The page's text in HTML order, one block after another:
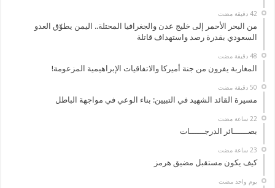
من البحر الأحمر إلى خليج عدن والجغرافيا المحتلة.. اليمن يطوّق العدو
السعودي بقدرة رصد واستهداف قاتلة
المغاربة يفرون من جنة أميركا والاتفاقيات الإبراهيمية المزعومة!
مسيرة القائد الشهيد في التبيين: بناء الوعي في مواجهة الباطل
بصــــــائر الدرجــــــات
كيف يكون مستقبل مضيق هرمز
‏يوم واحد مضت